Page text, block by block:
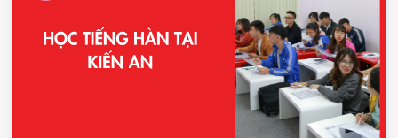
trong số đó. Cùng tìm hiểu những ưu điểm
nổi bật khi học tại trung tâm tiếng Hàn
Tomato tại Hải Phòng trong bài viết dưới đây